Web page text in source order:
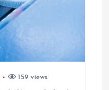
159 views